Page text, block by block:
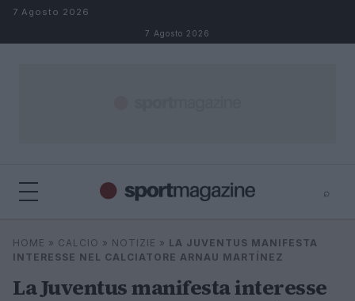
Salta al contenuto
7 Agosto 2026
7 Agosto 2026
⌕
Cerca
⌕
HOME » CALCIO » NOTIZIE » LA JUVENTUS MANIFESTA
INTERESSE NEL CALCIATORE ARNAU MARTÍNEZ
La Juventus manifesta interesse